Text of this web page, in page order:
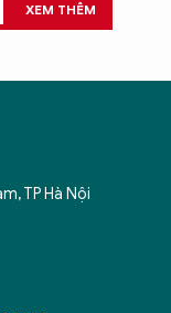
XEM THÊM
TP Hà Nội